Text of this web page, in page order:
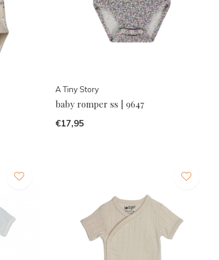
A Tiny Story
baby romper ss | 9647
€17,95